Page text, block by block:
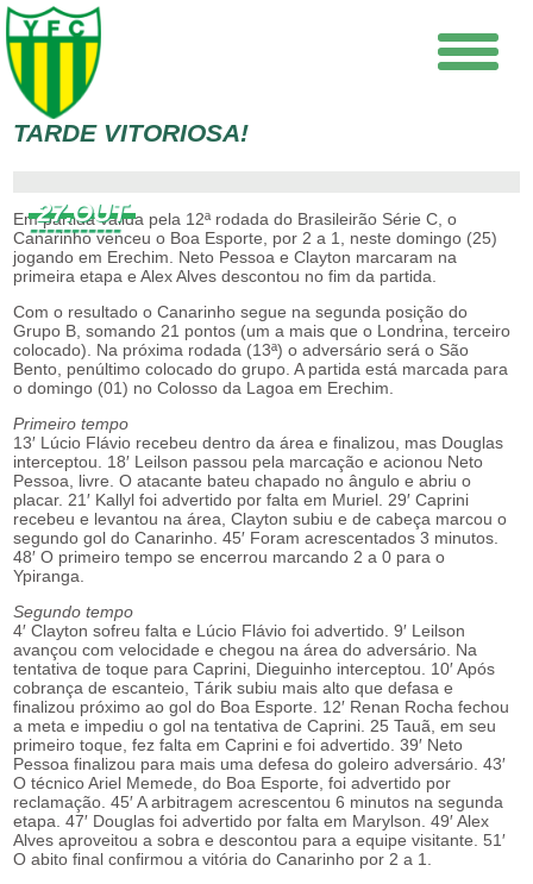
TARDE VITORIOSA!
27.OUT
Em partida válida pela 12ª rodada do Brasileirão Série C, o
Canarinho venceu o Boa Esporte, por 2 a 1, neste domingo (25)
jogando em Erechim. Neto Pessoa e Clayton marcaram na
primeira etapa e Alex Alves descontou no fim da partida.
Com o resultado o Canarinho segue na segunda posição do
Grupo B, somando 21 pontos (um a mais que o Londrina, terceiro
colocado). Na próxima rodada (13ª) o adversário será o São
Bento, penúltimo colocado do grupo. A partida está marcada para
o domingo (01) no Colosso da Lagoa em Erechim.
Primeiro tempo
13′ Lúcio Flávio recebeu dentro da área e finalizou, mas Douglas
interceptou. 18′ Leilson passou pela marcação e acionou Neto
Pessoa, livre. O atacante bateu chapado no ângulo e abriu o
placar. 21′ Kallyl foi advertido por falta em Muriel. 29′ Caprini
recebeu e levantou na área, Clayton subiu e de cabeça marcou o
segundo gol do Canarinho. 45′ Foram acrescentados 3 minutos.
48′ O primeiro tempo se encerrou marcando 2 a 0 para o
Ypiranga.
Segundo tempo
4′ Clayton sofreu falta e Lúcio Flávio foi advertido. 9′ Leilson
avançou com velocidade e chegou na área do adversário. Na
tentativa de toque para Caprini, Dieguinho interceptou. 10′ Após
cobrança de escanteio, Tárik subiu mais alto que defasa e
finalizou próximo ao gol do Boa Esporte. 12′ Renan Rocha fechou
a meta e impediu o gol na tentativa de Caprini. 25 Tauã, em seu
primeiro toque, fez falta em Caprini e foi advertido. 39′ Neto
Pessoa finalizou para mais uma defesa do goleiro adversário. 43′
O técnico Ariel Memede, do Boa Esporte, foi advertido por
reclamação. 45′ A arbitragem acrescentou 6 minutos na segunda
etapa. 47′ Douglas foi advertido por falta em Marylson. 49′ Alex
Alves aproveitou a sobra e descontou para a equipe visitante. 51′
O abito final confirmou a vitória do Canarinho por 2 a 1.